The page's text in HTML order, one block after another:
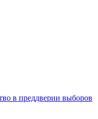
в преддверии выборов